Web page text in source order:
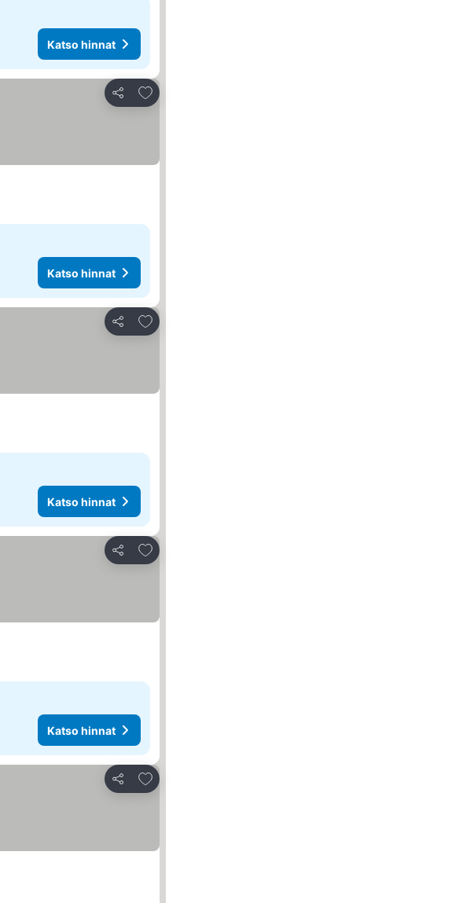
Katso hinnat
Jaa
Lisää suosikkeihin
Katso hinnat
Jaa
Lisää suosikkeihin
Katso hinnat
Jaa
Lisää suosikkeihin
Katso hinnat
Jaa
Lisää suosikkeihin